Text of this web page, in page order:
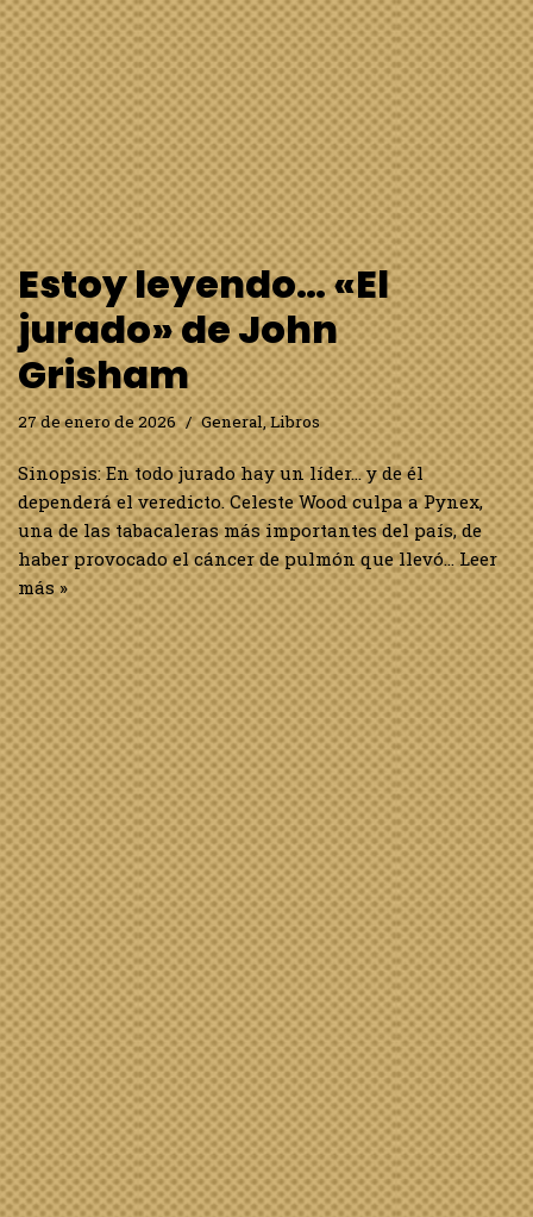
Estoy leyendo… «El
jurado» de John
Grisham
27 de enero de 2026 General,Libros
Sinopsis: En todo jurado hay un líder… y de él
dependerá el veredicto. Celeste Wood culpa a Pynex,
una de las tabacaleras más importantes del país, de
haber provocado el cáncer de pulmón que llevó…Leer
más »